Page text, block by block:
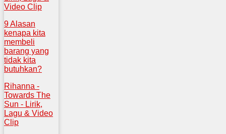
Video Clip
9 Alasan
kenapa kita
membeli
barang yang
tidak kita
butuhkan?
Rihanna -
Towards The
Sun - Lirik,
Lagu & Video
Clip